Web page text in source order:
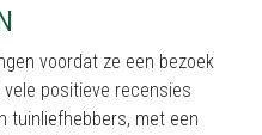
voordat ze een bezoek
positieve recensies
tuinliefhebbers, met een